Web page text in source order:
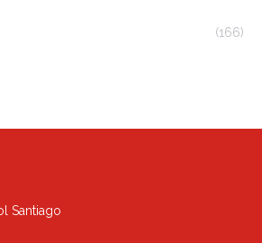
(166)
Santiago